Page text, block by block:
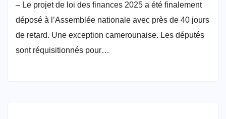
– Le projet de loi des finances 2025 a été finalement
déposé à l’Assemblée nationale avec près de 40 jours
de retard. Une exception camerounaise. Les députés
sont réquisitionnés pour…